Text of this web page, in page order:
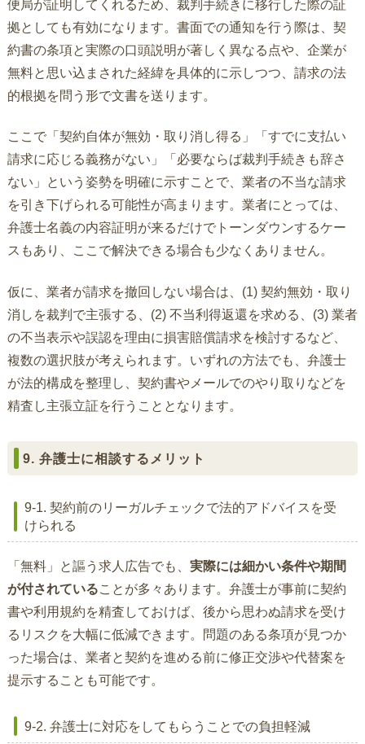
便局が証明してくれるため、裁判手続きに移行した際の証
拠としても有効になります。書面での通知を行う際は、契
約書の条項と実際の口頭説明が著しく異なる点や、企業が
無料と思い込まされた経緯を具体的に示しつつ、請求の法
的根拠を問う形で文書を送ります。
ここで「契約自体が無効・取り消し得る」「すでに支払い
請求に応じる義務がない」「必要ならば裁判手続きも辞さ
ない」という姿勢を明確に示すことで、業者の不当な請求
を引き下げられる可能性が高まります。業者にとっては、
弁護士名義の内容証明が来るだけでトーンダウンするケー
スもあり、ここで解決できる場合も少なくありません。
仮に、業者が請求を撤回しない場合は、(1) 契約無効・取り
消しを裁判で主張する、(2) 不当利得返還を求める、(3) 業者
の不当表示や誤認を理由に損害賠償請求を検討するなど、
複数の選択肢が考えられます。いずれの方法でも、弁護士
が法的構成を整理し、契約書やメールでのやり取りなどを
精査し主張立証を行うこととなります。
9. 弁護士に相談するメリット
9-1. 契約前のリーガルチェックで法的アドバイスを受
けられる
「無料」と謳う求人広告でも、 実際には細かい条件や期間
が付されていることが多々あります。弁護士が事前に契約
書や利用規約を精査しておけば、後から思わぬ請求を受け
るリスクを大幅に低減できます。問題のある条項が見つか
った場合は、業者と契約を進める前に修正交渉や代替案を
提示することも可能です。
9-2. 弁護士に対応をしてもらうことでの負担軽減